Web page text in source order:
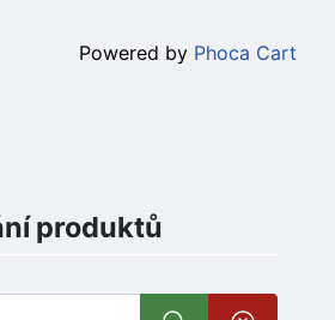
produktů
Powered by Phoca Cart